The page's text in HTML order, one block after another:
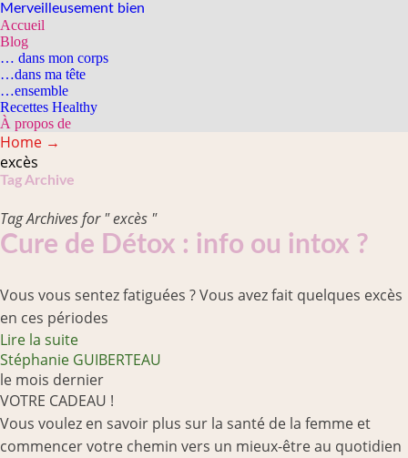
Merveilleusement bien
Accueil
Blog
… dans mon corps
…dans ma tête
…ensemble
Recettes Healthy
À propos de
Home →
excès
Tag Archive
Tag Archives for " excès "
Cure de Détox : info ou intox ?
Vous vous sentez fatiguées ? Vous avez fait quelques excès
en ces périodes
Lire la suite
Stéphanie GUIBERTEAU
le mois dernier
VOTRE CADEAU !
Vous voulez en savoir plus sur la santé de la femme et
commencer votre chemin vers un mieux-être au quotidien